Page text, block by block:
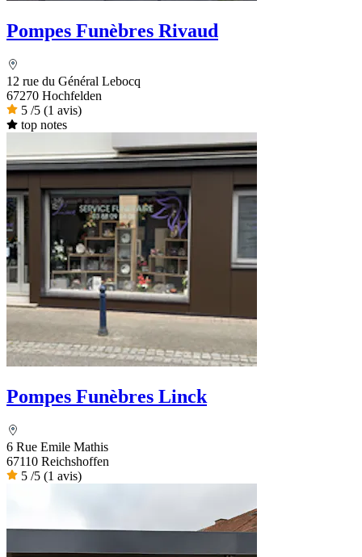
Pompes Funèbres Rivaud
12 rue du Général Lebocq
67270 Hochfelden
5 /5 (1 avis)
top notes
Pompes Funèbres Linck
6 Rue Emile Mathis
67110 Reichshoffen
5 /5 (1 avis)